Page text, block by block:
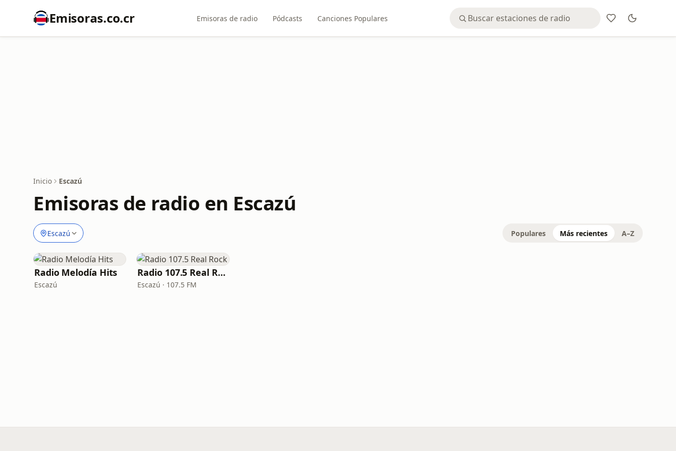
Emisoras.co.cr Emisoras de radio Pódcasts Canciones Populares
Inicio Escazú
Emisoras de radio en Escazú
Escazú Populares Más recientes A–Z
Radio Melodía Hits
Escazú
Radio 107.5 Real Rock
Escazú · 107.5 FM